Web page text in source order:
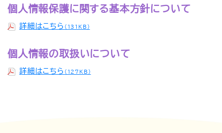
個人情報保護に関する基本方針について
詳細はこちら （131KB）
個人情報の取扱いについて
詳細はこちら （127KB）